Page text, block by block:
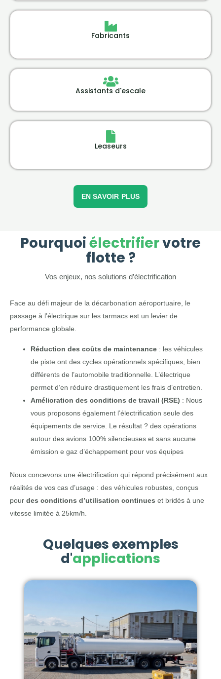
Fabricants
Assistants d'escale
Leaseurs
EN SAVOIR PLUS
Pourquoiélectrifiervotre
flotte ?
Vos enjeux, nos solutions d’électrification
Face au défi majeur de la décarbonation aéroportuaire, le
passage à l’électrique sur les tarmacs est un levier de
performance globale.
Réduction des coûts de maintenance : les véhicules
de piste ont des cycles opérationnels spécifiques, bien
différents de l’automobile traditionnelle. L’électrique
permet d’en réduire drastiquement les frais d’entretien.
Amélioration des conditions de travail (RSE) : Nous
vous proposons également l’électrification seule des
équipements de service. Le résultat ? des opérations
autour des avions 100% silencieuses et sans aucune
émission e gaz d’échappement pour vos équipes
Nous concevons une électrification qui répond précisément aux
réalités de vos cas d’usage : des véhicules robustes, conçus
pour des conditions d’utilisation continues et bridés à une
vitesse limitée à 25km/h.
Quelques exemples
d'applications